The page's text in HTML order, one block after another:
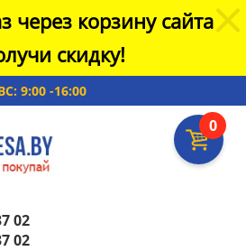
через корзину сайта
скидку!
9:00 -16:00
0
02
02